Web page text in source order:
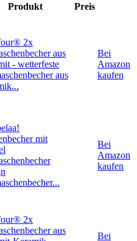
Produkt Preis
2x
aus
- wetterfeste
aus
Bei
Amazon
kaufen
mit
Bei
Amazon
kaufen
2x
aus
Bei